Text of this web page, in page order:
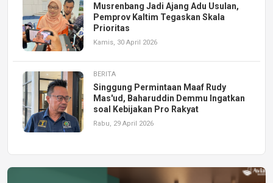
Musrenbang Jadi Ajang Adu Usulan,
Pemprov Kaltim Tegaskan Skala
Prioritas
Kamis, 30 April 2026
BERITA
Singgung Permintaan Maaf Rudy
Mas'ud, Baharuddin Demmu Ingatkan
soal Kebijakan Pro Rakyat
Rabu, 29 April 2026